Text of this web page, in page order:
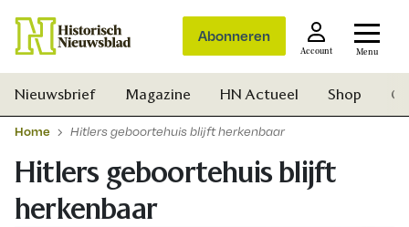
Abonneren
Account Menu
Nieuwsbrief Magazine HN Actueel Shop
Home Hitlers geboortehuis blijft herkenbaar
Hitlers geboortehuis blijft
herkenbaar